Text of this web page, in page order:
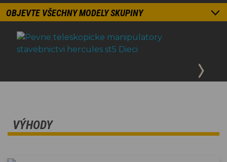
OBJEVTE VŠECHNY MODELY SKUPINY
VÝHODY